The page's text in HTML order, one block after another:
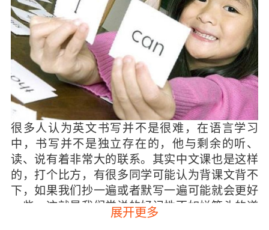
很多人认为英文书写并不是很难，在语言学习
中，书写并不是独立存在的，他与剩余的听、
读、说有着非常大的联系。其实中文课也是这样
的，打个比方，有很多同学可能认为背课文背不
下，如果我们抄一遍或者默写一遍可能就会更好
一些，这就是我们常说的好记性不如烂笔头的道
理。书写能够让孩子对于语言更有感觉，书写能
展开更多